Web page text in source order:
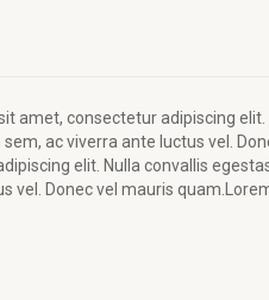
amet, consectetur adipiscing
ac viverra ante luctus vel.
elit. Nulla convallis
vel. Donec vel mauris